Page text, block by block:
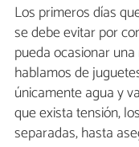
Los primeros días
se debe evitar por
pueda ocasionar
hablamos de
únicamente agua y
que exista tensión,
separadas, hasta